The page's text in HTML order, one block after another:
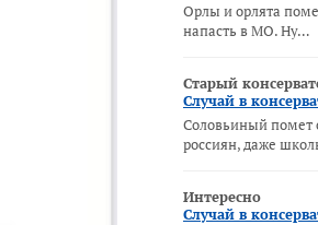
Орлы и орлята
напасть в МО. Ну…
Старый
Случай в
Соловьиный помет
россиян, даже
Интересно
Случай в